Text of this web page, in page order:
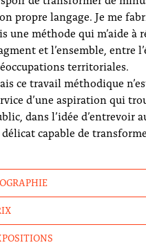
propre langage. Je me
une méthode qui m’aide à
et l’ensemble, entre
territoriales.
ce travail méthodique
d’une aspiration qui
dans l’idée d’entrevoir
capable de